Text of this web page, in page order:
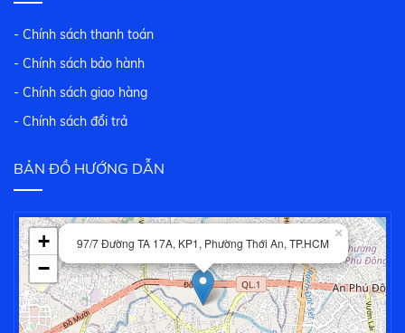
- Chính sách thanh toán
- Chính sách bảo hành
- Chính sách giao hàng
- Chính sách đổi trả
BẢN ĐỒ HƯỚNG DẪN
97/7 Đường TA 17A, KP1, Phường Thới An, TP.HCM
×
+
−